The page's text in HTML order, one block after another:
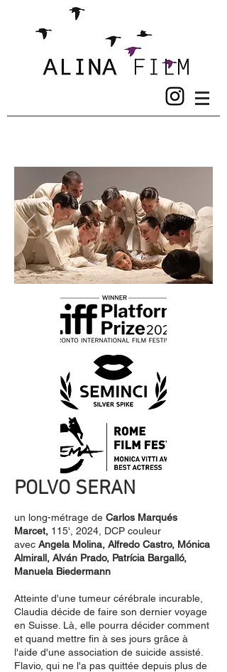
POLVO SERAN
un long-métrage de Carlos Marqués
Marcet, 115', 2024, DCP couleur
avec Angela Molina, Alfredo Castro, Mónica
Almirall, Alván Prado, Patrícia Bargalló,
Manuela Biedermann
Atteinte d'une tumeur cérébrale incurable,
Claudia décide de faire son dernier voyage
en Suisse. Là, elle pourra décider comment
et quand mettre fin à ses jours grâce à
l'aide d'une association de suicide assisté.
Flavio, qui ne l'a pas quittée depuis plus de